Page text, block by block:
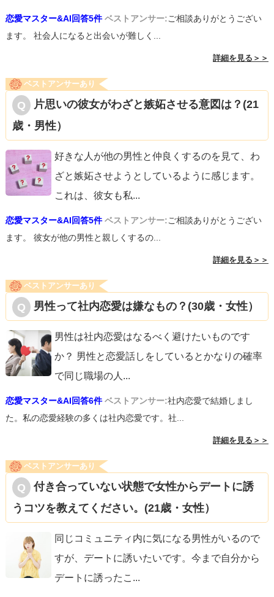
恋愛マスター&AI回答5件 ベストアンサー:ご相談ありがとうござい
ます。 社会人になると出会いが難しく...
詳細を見る＞＞
ベストアンサーあり
片思いの彼女がわざと嫉妬させる意図は？(21
歳・男性）
好きな人が他の男性と仲良くするのを見て、わ
ざと嫉妬させようとしているように感じます。
これは、彼女も私...
恋愛マスター&AI回答5件 ベストアンサー:ご相談ありがとうござい
ます。 彼女が他の男性と親しくするの...
詳細を見る＞＞
ベストアンサーあり
男性って社内恋愛は嫌なもの？(30歳・女性）
男性は社内恋愛はなるべく避けたいものです
か？ 男性と恋愛話しをしているとかなりの確率
で同じ職場の人 ...
恋愛マスター&AI回答6件 ベストアンサー:社内恋愛で結婚しまし
た。私の恋愛経験の多くは社内恋愛です。社...
詳細を見る＞＞
ベストアンサーあり
付き合っていない状態で女性からデートに誘
うコツを教えてください。(21歳・女性）
同じコミュニティ内に気になる男性がいるので
すが、デートに誘いたいです。今まで自分から
デートに誘ったこ ...